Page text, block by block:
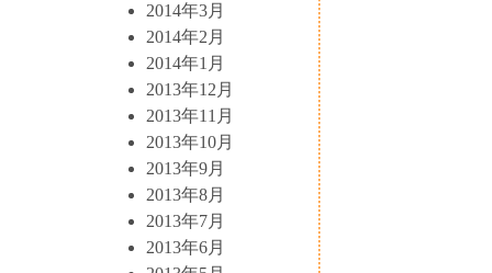
2014年3月
2014年2月
2014年1月
2013年12月
2013年11月
2013年10月
2013年9月
2013年8月
2013年7月
2013年6月